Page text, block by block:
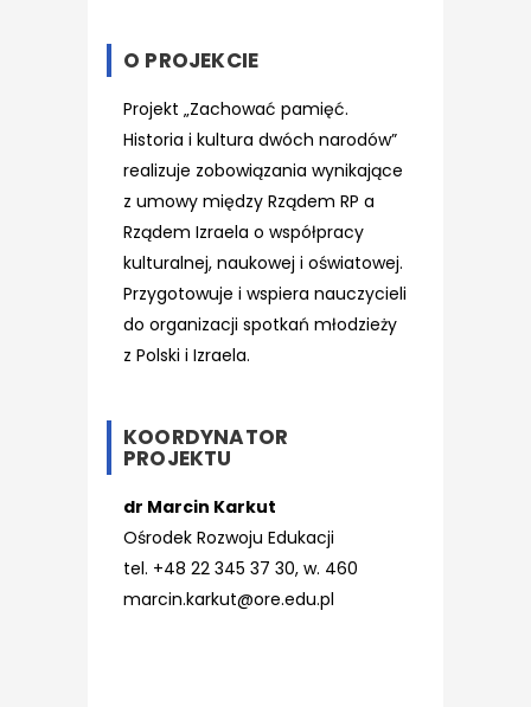
O PROJEKCIE
Projekt „Zachować pamięć.
Historia i kultura dwóch narodów”
realizuje zobowiązania wynikające
z umowy między Rządem RP a
Rządem Izraela o współpracy
kulturalnej, naukowej i oświatowej.
Przygotowuje i wspiera nauczycieli
do organizacji spotkań młodzieży
z Polski i Izraela.
KOORDYNATOR
PROJEKTU
dr Marcin Karkut
Ośrodek Rozwoju Edukacji
tel. +48 22 345 37 30, w. 460
marcin.karkut@ore.edu.pl